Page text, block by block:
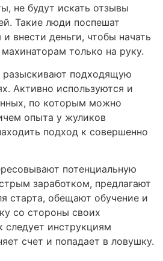
не будут искать отзывы
Такие люди поспешат
и внести деньги, чтобы начать
только на руку.
разыскивают подходящую
Активно используются и
по которым можно
опыта у жуликов
подход к совершенно
потенциальную
заработком, предлагают
старта, обещают обучение и
со стороны своих
следует инструкциям
счет и попадает в ловушку.